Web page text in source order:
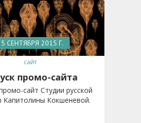
СЕНТЯБРЯ 2015 Г.
сайт
промо-сайта
сайт Студии русской
Капитолины Кокшеневой.